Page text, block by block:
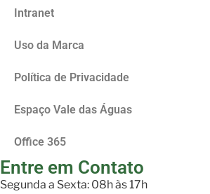
Intranet
Uso da Marca
Política de Privacidade
Espaço Vale das Águas
Office 365
Entre em Contato
Segunda a Sexta: 08h às 17h